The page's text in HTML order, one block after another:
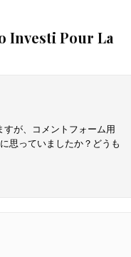
Investi Pour La
が、コメントフォーム用
思っていましたか？どうも